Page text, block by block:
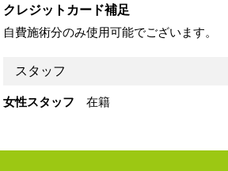
クレジットカード補足
自費施術分のみ使用可能でございます。
スタッフ
女性スタッフ 在籍